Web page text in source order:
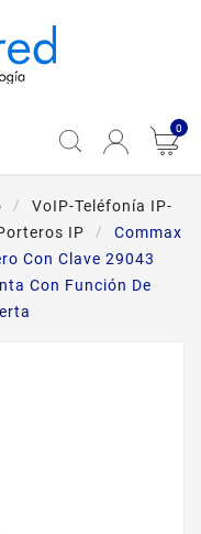
0
VoIP-Teléfonía IP-
IP
Commax
Con Clave 29043
Con Función De